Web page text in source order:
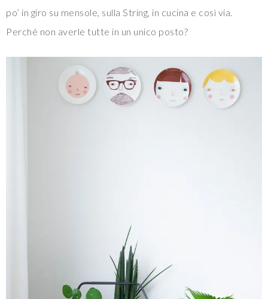
po’ in giro su mensole, sulla String, in cucina e così via.
Perché non averle tutte in un unico posto?